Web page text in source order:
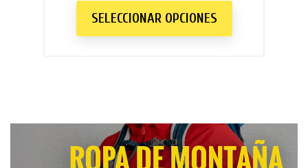
SELECCIONAR OPCIONES